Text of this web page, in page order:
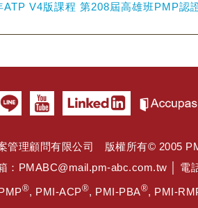
ATP V4版課程 第208屆高雄班PMP認
管理顧問有限公司 版權所有© 2005
： PMABC@mail.pm-abc.com.tw │ 電
®, PMI-ACP®, PMI-PBA®, PMI-